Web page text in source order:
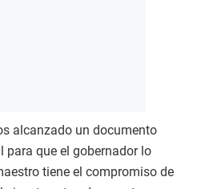
alcanzado un documento
que el gobernador lo
tiene el compromiso de